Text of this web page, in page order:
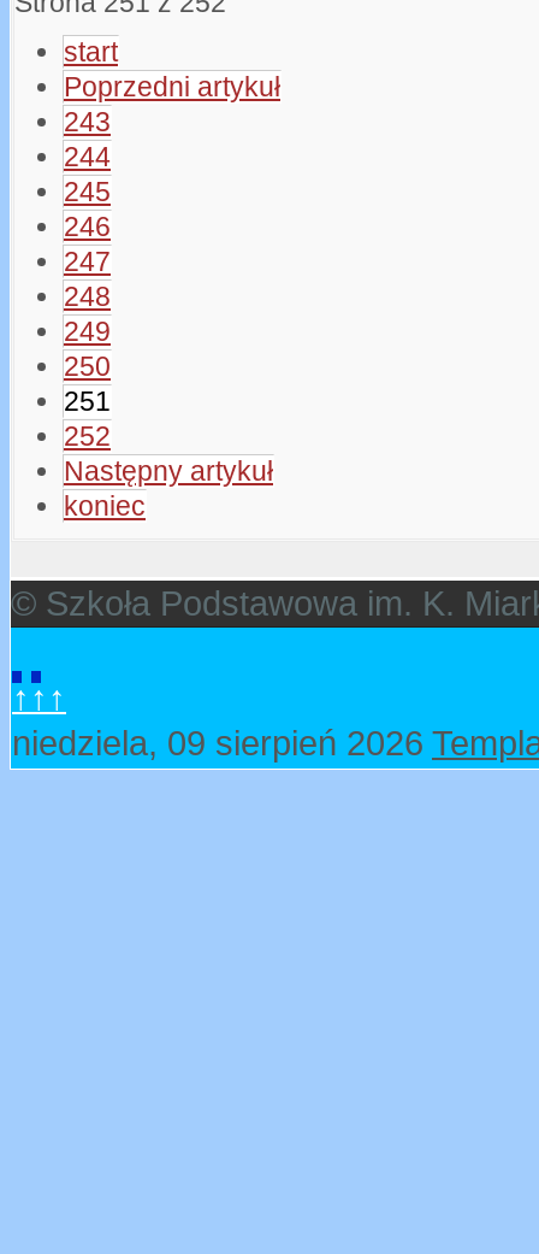
start
Poprzedni artykuł
243
244
245
246
247
248
249
250
251
252
Następny artykuł
koniec
© Szkoła Podstawowa im. K.
↑↑↑
niedziela, 09 sierpień 2026